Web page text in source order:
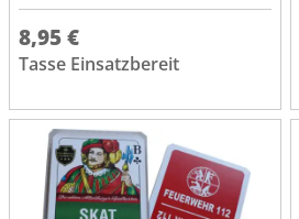
8,95 €
Tasse Einsatzbereit